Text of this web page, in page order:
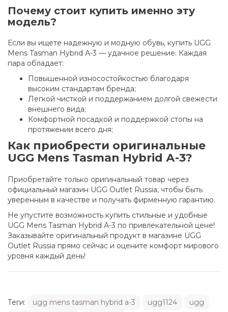
Почему стоит купить именно эту
модель?
Если вы ищете надежную и модную обувь, купить UGG
Mens Tasman Hybrid А-3 — удачное решение. Каждая
пара обладает:
Повышенной износостойкостью благодаря
высоким стандартам бренда;
Легкой чисткой и поддержанием долгой свежести
внешнего вида;
Комфортной посадкой и поддержкой стопы на
протяжении всего дня;
Как приобрести оригинальные
UGG Mens Tasman Hybrid А-3?
Приобретайте только оригинальный товар через
официальный магазин UGG Outlet Russia, чтобы быть
уверенным в качестве и получать фирменную гарантию.
Не упустите возможность купить стильные и удобные
UGG Mens Tasman Hybrid А-3 по привлекательной цене!
Заказывайте оригинальный продукт в магазине UGG
Outlet Russia прямо сейчас и оцените комфорт мирового
уровня каждый день!
Теги: ugg mens tasman hybrid a-3 ugg1124
ugg